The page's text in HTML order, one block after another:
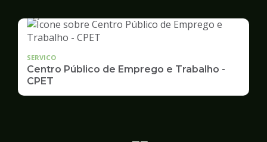
SERVICO
Centro Público de Emprego e Trabalho -
CPET